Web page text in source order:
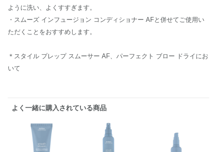
ように洗い、よくすすぎます。
・スムーズ インフュージョン コンディショナー AFと併せてご使用い
ただくことをおすすめします。
＊スタイル プレップ スムーサー AF、パーフェクト ブロー ドライにお
いて
よく一緒に購入されている商品